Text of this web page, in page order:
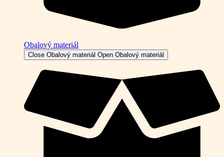
Obalový materiál
Close Obalový materiál Open Obalový materiál